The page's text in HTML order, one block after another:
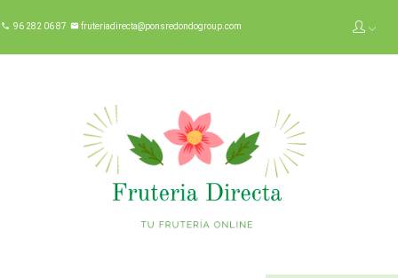
 96 282 06 87  fruteriadirecta@ponsredondogroup.com